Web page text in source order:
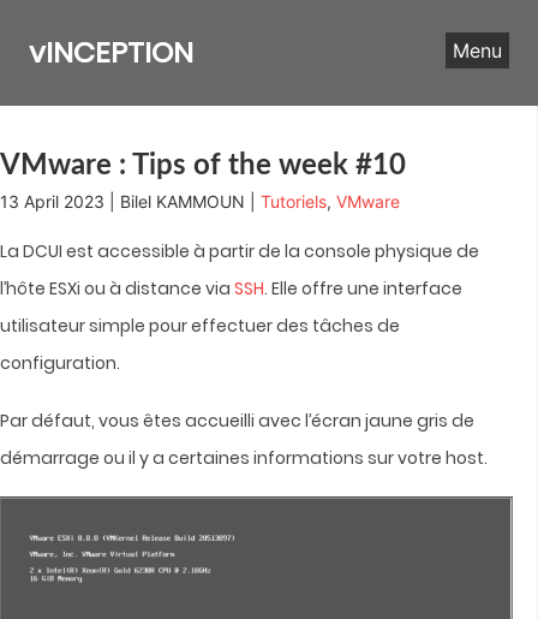
content
vINCEPTION Menu
VMware : Tips of the week #10
13 April 2023 | Bilel KAMMOUN | Tutoriels, VMware
La DCUI est accessible à partir de la console physique de
l’hôte ESXi ou à distance via SSH. Elle offre une interface
utilisateur simple pour effectuer des tâches de
configuration.
Par défaut, vous êtes accueilli avec l’écran jaune gris de
démarrage ou il y a certaines informations sur votre host.